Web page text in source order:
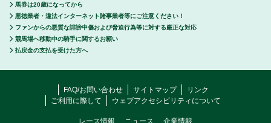
馬券は20歳になってから
悪徳業者・違法インターネット賭事業者等にご注意ください！
ファンからの悪質な誹謗中傷および脅迫行為等に対する厳正な対応
競馬場へ移動中の騎手に関するお願い
払戻金の支払を受けた方へ
FAQ/お問い合わせ サイトマップ
リンク
ご利用に際して
ウェブアクセシビリティについて
レース情報 ニュース 企業情報